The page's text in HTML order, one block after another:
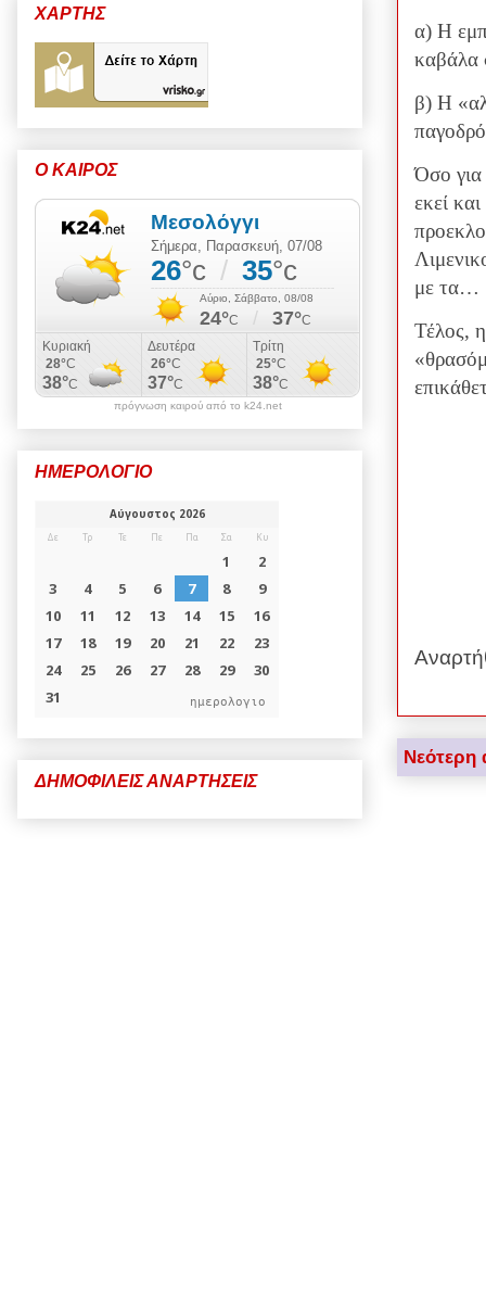
α) Η
καβάλα
β) Η
Όσο για
εκεί
με τα…
Τέλος,
Νεότερη
ΧΑΡΤΗΣ
Ο ΚΑΙΡΟΣ
πρόγνωση καιρού από το k24.net
ΗΜΕΡΟΛΟΓΙΟ
ημερολογιο
ΔΗΜΟΦΙΛΕΙΣ ΑΝΑΡΤΗΣΕΙΣ